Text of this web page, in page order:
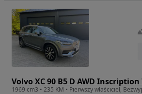
Volvo XC 90 B5 D AWD Inscription